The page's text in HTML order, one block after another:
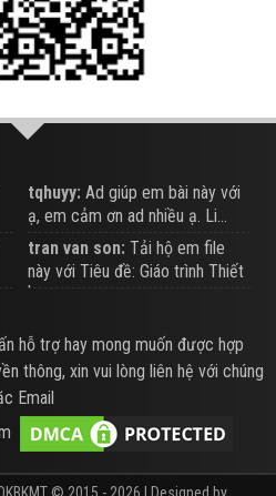
tqhuyy: Ad giúp em bài này với
ạ, em cảm ơn ad nhiều ạ. Li...
tran van son: Tải hộ em file
này với Tiêu đề: Giáo trình Thiết
b...
hỗ trợ hay mong muốn được hợp
thông, xin vui lòng liên hệ với chúng
Email
© 2015 - 2026 | Designed by